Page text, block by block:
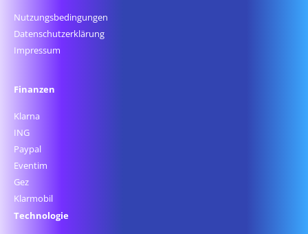
Nutzungsbedingungen
Datenschutz­erklärung
Impressum
Finanzen
Klarna
ING
Paypal
Eventim
Gez
Klarmobil
Technologie